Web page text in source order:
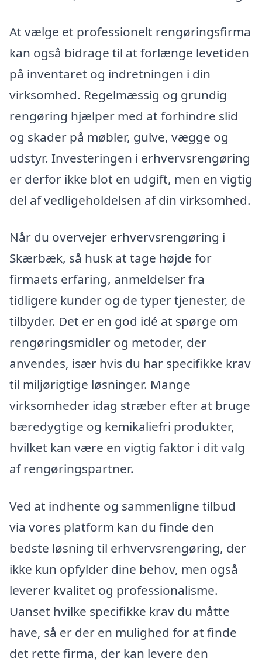
At vælge et professionelt rengøringsfirma
kan også bidrage til at forlænge levetiden
på inventaret og indretningen i din
virksomhed. Regelmæssig og grundig
rengøring hjælper med at forhindre slid
og skader på møbler, gulve, vægge og
udstyr. Investeringen i erhvervsrengøring
er derfor ikke blot en udgift, men en vigtig
del af vedligeholdelsen af din virksomhed.
Når du overvejer erhvervsrengøring i
Skærbæk, så husk at tage højde for
firmaets erfaring, anmeldelser fra
tidligere kunder og de typer tjenester, de
tilbyder. Det er en god idé at spørge om
rengøringsmidler og metoder, der
anvendes, især hvis du har specifikke krav
til miljørigtige løsninger. Mange
virksomheder idag stræber efter at bruge
bæredygtige og kemikaliefri produkter,
hvilket kan være en vigtig faktor i dit valg
af rengøringspartner.
Ved at indhente og sammenligne tilbud
via vores platform kan du finde den
bedste løsning til erhvervsrengøring, der
ikke kun opfylder dine behov, men også
leverer kvalitet og professionalisme.
Uanset hvilke specifikke krav du måtte
have, så er der en mulighed for at finde
det rette firma, der kan levere den